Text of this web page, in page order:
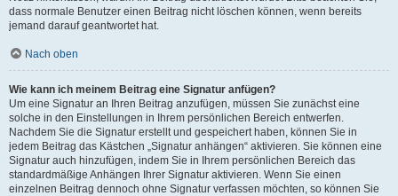
dass normale Benutzer einen Beitrag nicht löschen können, wenn bereits
jemand darauf geantwortet hat.
Nach oben
Wie kann ich meinem Beitrag eine Signatur anfügen?
Um eine Signatur an Ihren Beitrag anzufügen, müssen Sie zunächst eine
solche in den Einstellungen in Ihrem persönlichen Bereich entwerfen.
Nachdem Sie die Signatur erstellt und gespeichert haben, können Sie in
jedem Beitrag das Kästchen „Signatur anhängen“ aktivieren. Sie können eine
Signatur auch hinzufügen, indem Sie in Ihrem persönlichen Bereich das
standardmäßige Anhängen Ihrer Signatur aktivieren. Wenn Sie einen
einzelnen Beitrag dennoch ohne Signatur verfassen möchten, so können Sie